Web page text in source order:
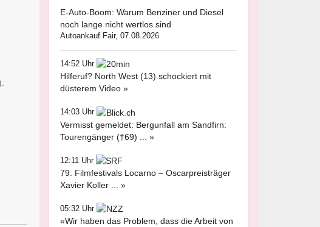
.
E-Auto-Boom: Warum Benziner und Diesel
noch lange nicht wertlos sind
Autoankauf Fair, 07.08.2026
14:52 Uhr
Hilferuf? North West (13) schockiert mit
düsterem Video »
14:03 Uhr
Vermisst gemeldet: Bergunfall am Sandfirn:
Tourengänger (†69) ... »
12:11 Uhr
79. Filmfestivals Locarno – Oscarpreisträger
Xavier Koller ... »
05:32 Uhr
«Wir haben das Problem, dass die Arbeit von